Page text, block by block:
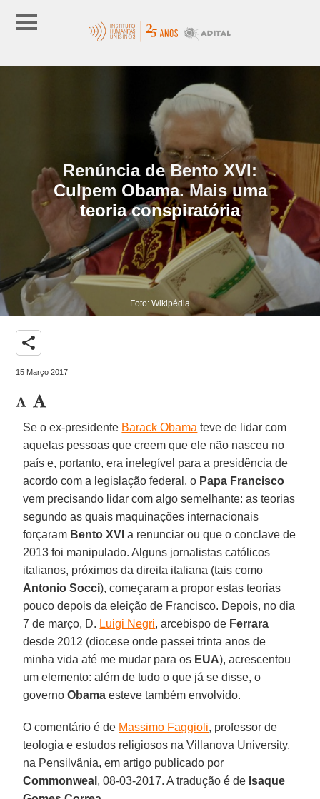
Renúncia de Bento XVI:
Culpem Obama. Mais uma
teoria conspiratória
Foto: Wikipédia
share
15 Março 2017
Se o ex-presidente Barack Obama teve de lidar com
aquelas pessoas que creem que ele não nasceu no
país e, portanto, era inelegível para a presidência de
acordo com a legislação federal, o Papa Francisco
vem precisando lidar com algo semelhante: as teorias
segundo as quais maquinações internacionais
forçaram Bento XVI a renunciar ou que o conclave de
2013 foi manipulado. Alguns jornalistas católicos
italianos, próximos da direita italiana (tais como
Antonio Socci), começaram a propor estas teorias
pouco depois da eleição de Francisco. Depois, no dia
7 de março, D. Luigi Negri, arcebispo de Ferrara
desde 2012 (diocese onde passei trinta anos de
minha vida até me mudar para os EUA), acrescentou
um elemento: além de tudo o que já se disse, o
governoObama esteve também envolvido.
O comentário é de Massimo Faggioli, professor de
teologia e estudos religiosos na Villanova University,
na Pensilvânia, em artigo publicado por
Commonweal , 08-03-2017. A tradução é de Isaque